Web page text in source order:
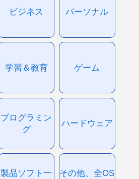
ビジネス パーソナル
学習＆教育 ゲーム
プログラミン
グ
ハードウェア
製品ソフト一
その他、全OS